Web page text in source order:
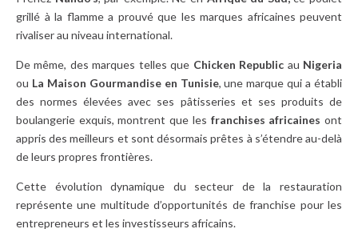
grillé à la flamme a prouvé que les marques africaines peuvent
rivaliser au niveau international.
De même, des marques telles que Chicken Republic au Nigeria
ou La Maison Gourmandise en Tunisie, une marque qui a établi
des normes élevées avec ses pâtisseries et ses produits de
boulangerie exquis, montrent que les franchises africaines ont
appris des meilleurs et sont désormais prêtes à s’étendre au-delà
de leurs propres frontières.
Cette évolution dynamique du secteur de la restauration
représente une multitude d’opportunités de franchise pour les
entrepreneurs et les investisseurs africains.